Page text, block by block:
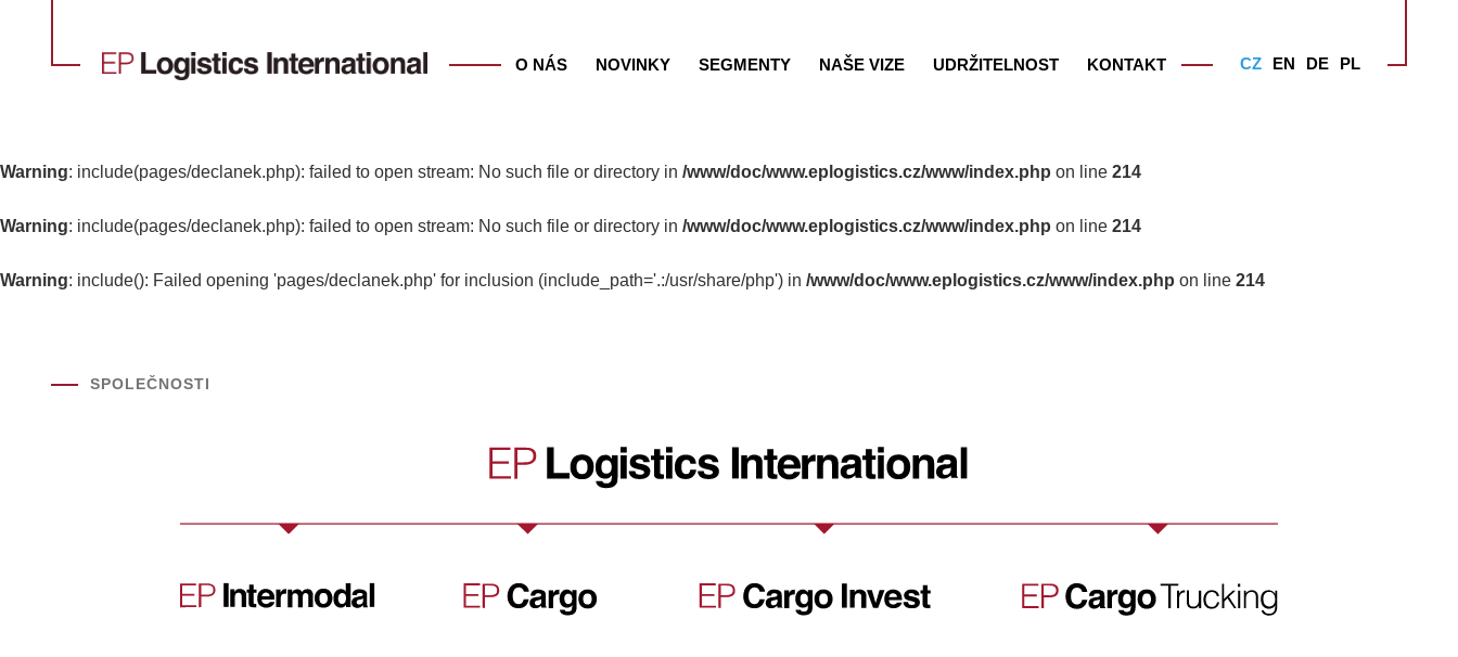
CZ EN DE PL
O NÁS NOVINKY SEGMENTY NAŠE VIZE UDRŽITELNOST KONTAKT
Warning: include(pages/declanek.php): failed to open stream: No such file or directory in /www/doc/www.eplogistics.cz/www/index.php on line 214
Warning: include(pages/declanek.php): failed to open stream: No such file or directory in /www/doc/www.eplogistics.cz/www/index.php on line 214
Warning: include(): Failed opening 'pages/declanek.php' for inclusion (include_path='.:/usr/share/php') in /www/doc/www.eplogistics.cz/www/index.php on line 214
SPOLEČNOSTI